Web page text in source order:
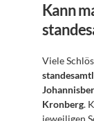
Kann
Kronberg.
jeweiligen